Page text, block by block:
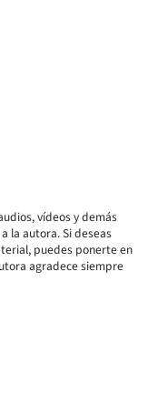
vídeos y demás
la autora. Si deseas
puedes ponerte en
agradece siempre